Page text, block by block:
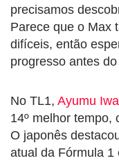
precisamos
Parece que o Max
difíceis, então
progresso antes
No TL1, Ayumu
14º melhor tempo,
O japonês
atual da Fórmula 1